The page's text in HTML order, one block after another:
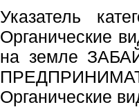
Указатель
Органические
на земле
Органические